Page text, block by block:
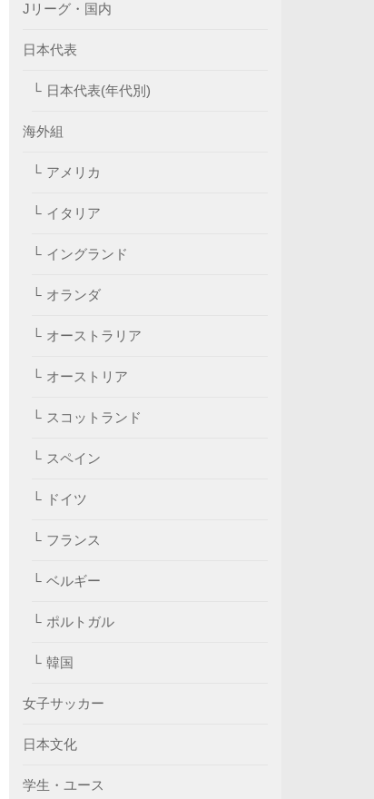
Jリーグ・国内
日本代表
日本代表(年代別)
海外組
アメリカ
イタリア
イングランド
オランダ
オーストラリア
オーストリア
スコットランド
スペイン
ドイツ
フランス
ベルギー
ポルトガル
韓国
女子サッカー
日本文化
学生・ユース